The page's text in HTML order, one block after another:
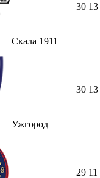
Скала 1911
30 13
Ужгород
30 13
29 11